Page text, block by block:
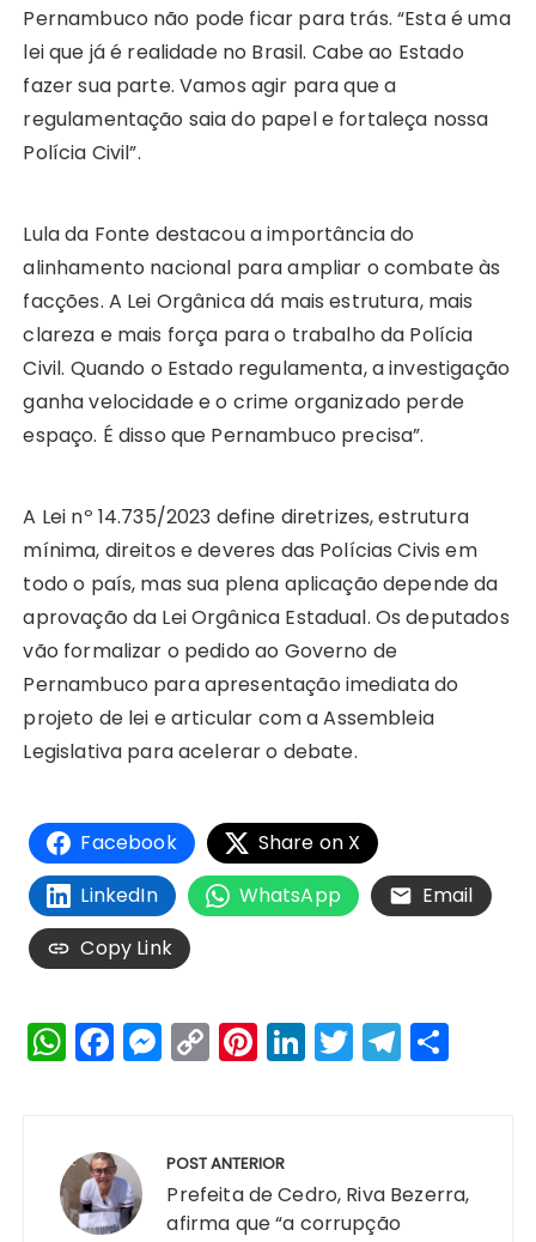
Pernambuco não pode ficar para trás. “Esta é uma
lei que já é realidade no Brasil. Cabe ao Estado
fazer sua parte. Vamos agir para que a
regulamentação saia do papel e fortaleça nossa
Polícia Civil”.
Lula da Fonte destacou a importância do
alinhamento nacional para ampliar o combate às
facções. A Lei Orgânica dá mais estrutura, mais
clareza e mais força para o trabalho da Polícia
Civil. Quando o Estado regulamenta, a investigação
ganha velocidade e o crime organizado perde
espaço. É disso que Pernambuco precisa”.
A Lei nº 14.735/2023 define diretrizes, estrutura
mínima, direitos e deveres das Polícias Civis em
todo o país, mas sua plena aplicação depende da
aprovação da Lei Orgânica Estadual. Os deputados
vão formalizar o pedido ao Governo de
Pernambuco para apresentação imediata do
projeto de lei e articular com a Assembleia
Legislativa para acelerar o debate.
Facebook
Share on X
LinkedIn
WhatsApp
Email
Copy Link
W
h
ts
A
F
a
e
b
M
e
s
e
C
o
y
Li
Pi
n
re
st
Li
n
dI
T
w
r
T
el
r
Post
POST ANTERIOR
Prefeita de Cedro, Riva Bezerra,
afirma que “a corrupção